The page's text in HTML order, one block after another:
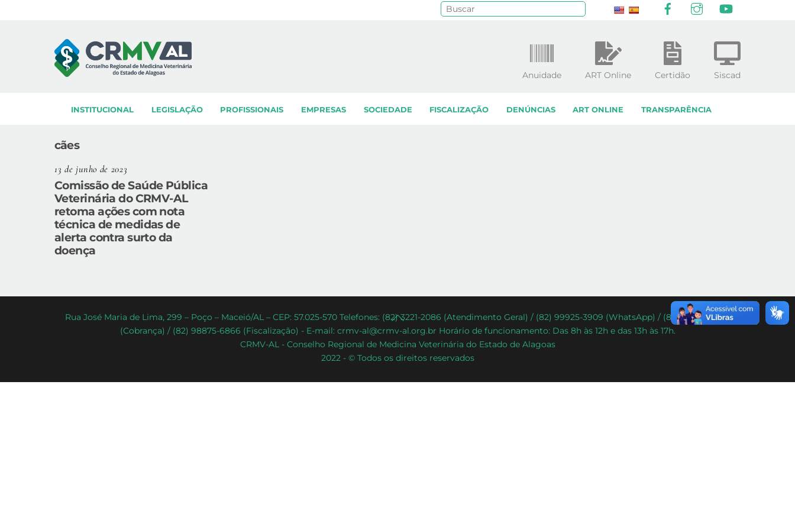
INSTITUCIONAL LEGISLAÇÃO PROFISSIONAIS EMPRESAS SOCIEDADE FISCALIZAÇÃO DENÚNCIAS ART ONLINE TRANSPARÊNCIA
Anuidade ART Online Certidão Siscad
cães
13 de junho de 2023
Comissão de Saúde Pública
Veterinária do CRMV-AL
retoma ações com nota
técnica de medidas de
alerta contra surto da
doença
Back
To
Top
Rua José Maria de Lima, 299 – Poço – Maceió/AL – CEP: 57.025-570 Telefones: (82) 3221-2086 (Atendimento Geral) / (82) 99925-3909 (WhatsApp) / (82) 99338-9292
(Cobrança) / (82) 98875-6866 (Fiscalização) - E-mail: crmv-al@crmv-al.org.br Horário de funcionamento: Das 8h às 12h e das 13h às 17h.
CRMV-AL - Conselho Regional de Medicina Veterinária do Estado de Alagoas
2022 - © Todos os direitos reservados